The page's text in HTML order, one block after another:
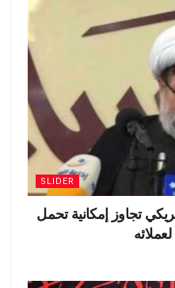
SLIDER
تجاوز إمكانية تحمل